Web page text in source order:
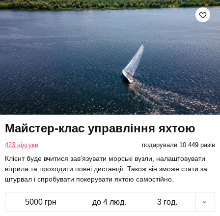
Майстер-клас управління яхтою
423 відгуки подарували 10 449 разів
Клієнт буде вчитися зав'язувати морські вузли, налаштовувати
вітрила та проходити повні дистанції. Також він зможе стати за
штурвал і спробувати покерувати яхтою самостійно.
5000 грн до 4 люд. 3 год.